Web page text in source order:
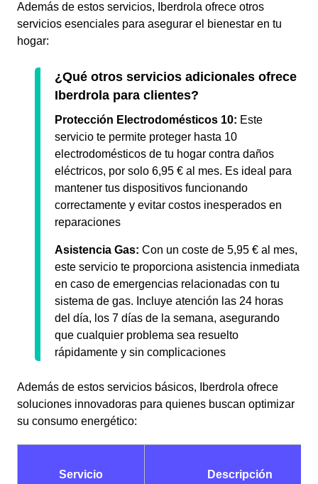
Además de estos servicios, Iberdrola ofrece otros
servicios esenciales para asegurar el bienestar en tu
hogar:
¿Qué otros servicios adicionales ofrece
Iberdrola para clientes?
Protección Electrodomésticos 10: Este
servicio te permite proteger hasta 10
electrodomésticos de tu hogar contra daños
eléctricos, por solo 6,95 € al mes. Es ideal para
mantener tus dispositivos funcionando
correctamente y evitar costos inesperados en
reparaciones
Asistencia Gas: Con un coste de 5,95 € al mes,
este servicio te proporciona asistencia inmediata
en caso de emergencias relacionadas con tu
sistema de gas. Incluye atención las 24 horas
del día, los 7 días de la semana, asegurando
que cualquier problema sea resuelto
rápidamente y sin complicaciones
Además de estos servicios básicos, Iberdrola ofrece
soluciones innovadoras para quienes buscan optimizar
su consumo energético:
Servicio Descripción